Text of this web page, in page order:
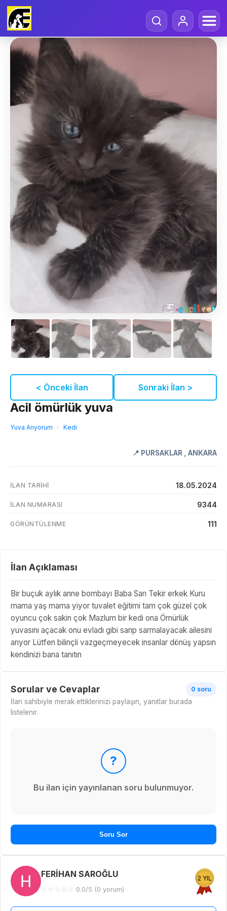
< Önceki İlan Sonraki İlan >
Acil ömürlük yuva
Yuva Arıyorum › Kedi
📍 PURSAKLAR ANKARA
İLAN TARIHI 18.05.2024
İLAN NUMARASI 9344
GÖRÜNTÜLENME 111
İlan Açıklaması
Bir buçuk aylık anne bombayı Baba Sarı Tekir erkek Kuru
mama yaş mama yiyor tuvalet eğitimi tam çok güzel çok
oyuncu çok sakin çok Mazlum bir kedi ona Ömürlük
yuvasını açacak onu evladı gibi sarıp sarmalayacak ailesini
arıyor Lütfen bilinçli vazgeçmeyecek insanlar dönüş yapsın
kendinizi bana tanıtın
Sorular ve Cevaplar 0 soru
İlan sahibiyle merak ettiklerinizi paylaşın, yanıtlar burada
listelenir.
?
Bu ilan için yayınlanan soru bulunmuyor.
Soru Sor
FERİHAN SAROĞLU
☆ ☆ ☆ ☆ ☆ 0.0/5 (0 yorum)
2 YIL